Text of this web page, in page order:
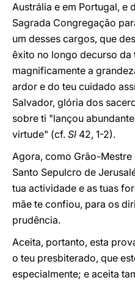
Austrália e em Portugal, e
Sagrada Congregação
um desses cargos, que
êxito no longo decurso da
magnificamente a
ardor e do teu cuidado
Salvador, glória dos
sobre ti "lançou
virtude" (cf. Sl 42, 1-2).
Agora, como Grão-Mestre
Santo Sepulcro de
tua actividade e as tuas
mãe te confiou, para os
prudência.
Aceita, portanto, esta
o teu presbiterado, que
especialmente; e aceita